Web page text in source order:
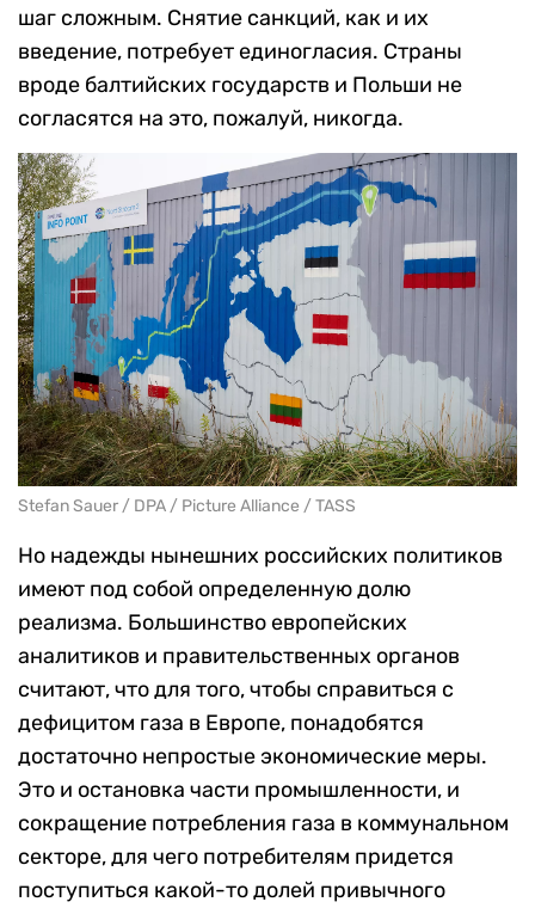
шаг сложным. Снятие санкций, как и их
введение, потребует единогласия. Страны
вроде балтийских государств и Польши не
согласятся на это, пожалуй, никогда.
Stefan Sauer / DPA / Picture Alliance / TASS
Но надежды нынешних российских политиков
имеют под собой определенную долю
реализма. Большинство европейских
аналитиков и правительственных органов
считают, что для того, чтобы справиться с
дефицитом газа в Европе, понадобятся
достаточно непростые экономические меры.
Это и остановка части промышленности, и
сокращение потребления газа в коммунальном
секторе, для чего потребителям придется
поступиться какой-то долей привычного